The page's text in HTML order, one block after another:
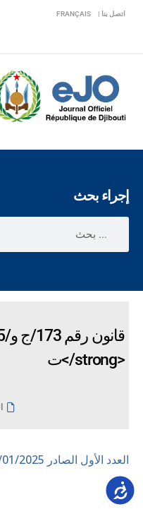
اتصل بنا | FRANÇAIS
إجراء بحث
ت</strong>
العدد الأول الصادر 15/01/2025